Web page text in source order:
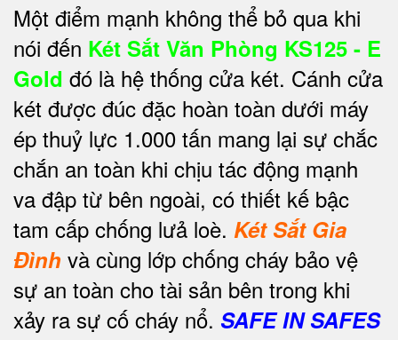
Một điểm mạnh không thể bỏ qua khi
nói đến Két Sắt Văn Phòng KS125 - E
Gold đó là hệ thống cửa két. Cánh cửa
két được đúc đặc hoàn toàn dưới máy
ép thuỷ lực 1.000 tấn mang lại sự chắc
chắn an toàn khi chịu tác động mạnh
va đập từ bên ngoài, có thiết kế bậc
tam cấp chống lưả loè. Két Sắt Gia
Đình và cùng lớp chống cháy bảo vệ
sự an toàn cho tài sản bên trong khi
xảy ra sự cố cháy nổ. SAFE IN SAFES